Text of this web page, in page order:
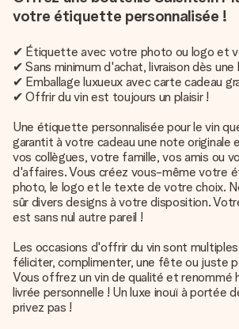
votre étiquette personnalisée !
✔ Étiquette avec votre photo ou logo et
✔ Sans minimum d'achat, livraison dès une
✔ Emballage luxueux avec carte cadeau
✔ Offrir du vin est toujours un plaisir !
Une étiquette personnalisée pour le vin
garantit à votre cadeau une note originale
vos collègues, votre famille, vos amis ou
d'affaires. Vous créez vous-même votre
photo, le logo et le texte de votre choix.
sûr divers designs à votre disposition.
est sans nul autre pareil !
Les occasions d'offrir du vin sont
féliciter, complimenter, une fête ou juste
Vous offrez un vin de qualité et renommé
livrée personnelle ! Un luxe inouï à portée
privez pas !